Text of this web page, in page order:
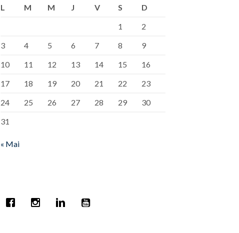
L
M M J V S
D
1
2
3
4 5 6 7 8
9
10
11 12 13 14 15
16
17
18 19 20 21 22
23
24
25 26 27 28 29
30
31
« Mai